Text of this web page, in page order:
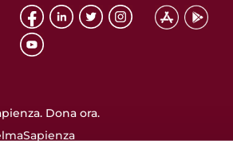
Dona ora.